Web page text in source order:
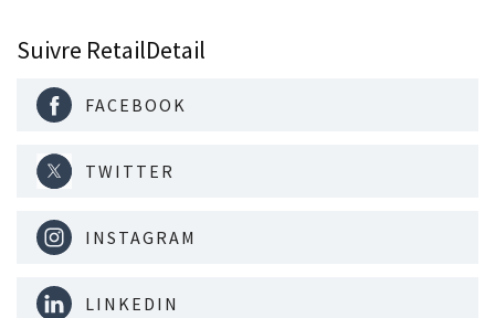
Suivre RetailDetail
FACEBOOK
TWITTER
INSTAGRAM
LINKEDIN